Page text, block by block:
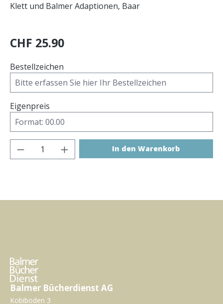
Klett und Balmer Adaptionen, Baar
CHF 25.90
Bestellzeichen
Eigenpreis
Produkt Anzahl: Gib den gewünschten
In den Warenkorb
Balmer Bücherdienst AG
Kobiboden 3